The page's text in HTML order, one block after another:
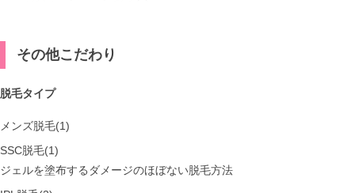
その他こだわり
脱毛タイプ
メンズ脱毛(1)
SSC脱毛(1)
ジェルを塗布するダメージのほぼない脱毛方法